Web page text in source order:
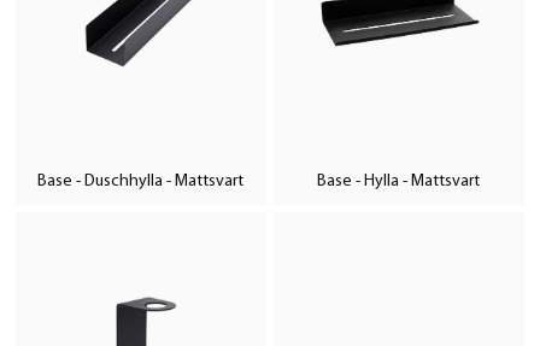
Base - Duschhylla - Mattsvart Base - Hylla - Mattsvart